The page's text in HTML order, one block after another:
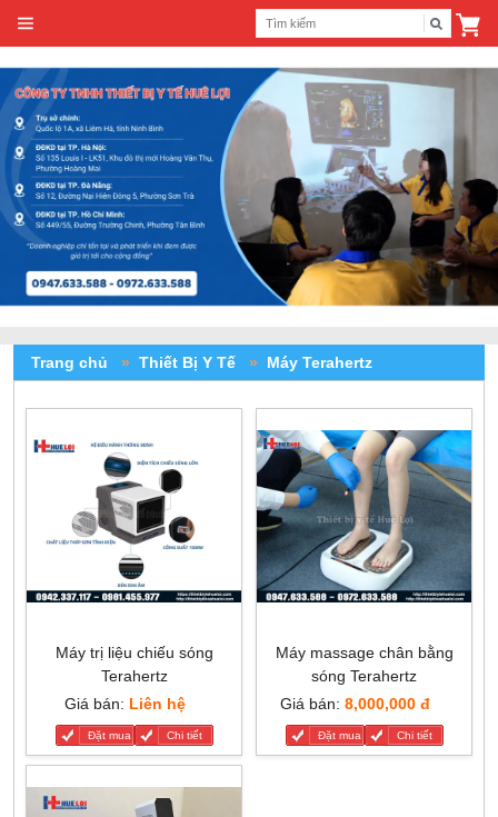
Trang chủ » Thiết Bị Y Tế » Máy Terahertz
Máy trị liệu chiếu sóng
Terahertz
Giá bán: Liên hệ
Đặt mua Chi tiết
Máy massage chân bằng
sóng Terahertz
Giá bán: 8,000,000 đ
Đặt mua Chi tiết